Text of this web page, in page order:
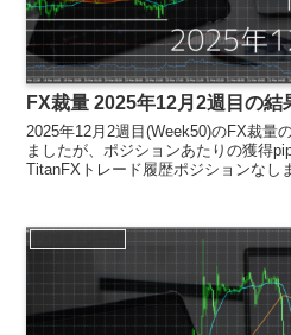
FX裁量 2025年12月2週目の結
2025年12月2週目(Week50)のFX裁量
ましたが、ポジションあたりの獲得
TitanFXトレード履歴ポジションなし